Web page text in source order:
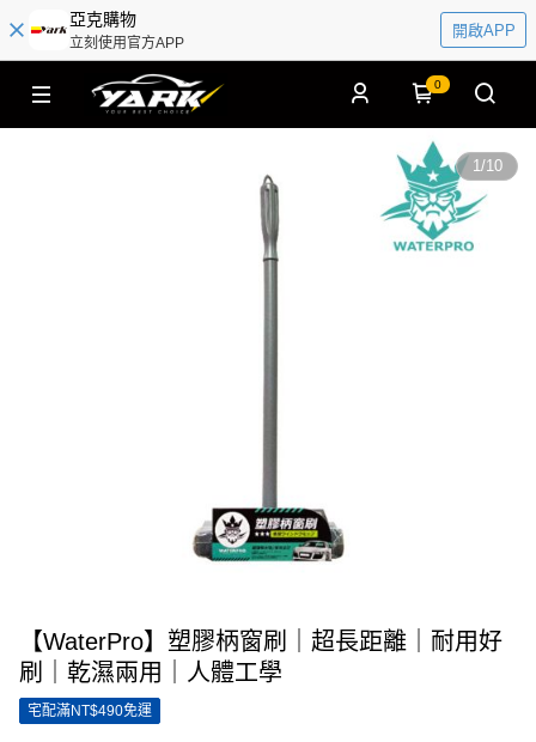
亞克購物
立刻使用官方APP
開啟APP
0
1/10
【WaterPro】塑膠柄窗刷｜超長距離｜耐用好
刷｜乾濕兩用｜人體工學
宅配滿NT$490免運